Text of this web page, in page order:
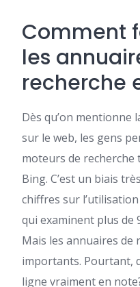
Comment
les
recherche
Dès qu’on mentionne
sur le web, les gens
moteurs de recherche
Bing. C’est un biais
chiffres sur
qui examinent plus de
Mais les annuaires de
importants. Pourtant,
ligne vraiment en